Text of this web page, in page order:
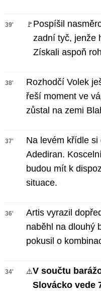
39' 🚩Pospíšil
zadní tyč, jenže
Získali aspoň
38'
Rozhodčí Volek
řeší moment ve
zůstal na zemi
37'
Na levém křídle si
Adediran.
budou mít k
situace.
36'
Artis vyrazil
naběhl na dlouhý
pokusil o
34' ⚠️V součtu
Slovácko vede